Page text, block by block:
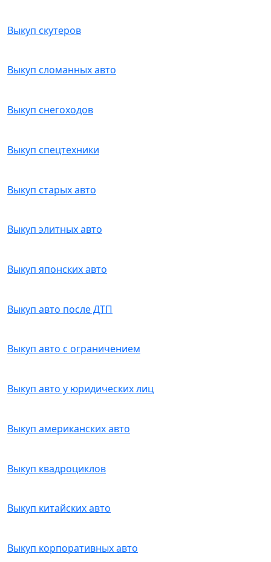
Выкуп скутеров
Выкуп сломанных авто
Выкуп снегоходов
Выкуп спецтехники
Выкуп старых авто
Выкуп элитных авто
Выкуп японских авто
Выкуп авто после ДТП
Выкуп авто с ограничением
Выкуп авто у юридических лиц
Выкуп американских авто
Выкуп квадроциклов
Выкуп китайских авто
Выкуп корпоративных авто